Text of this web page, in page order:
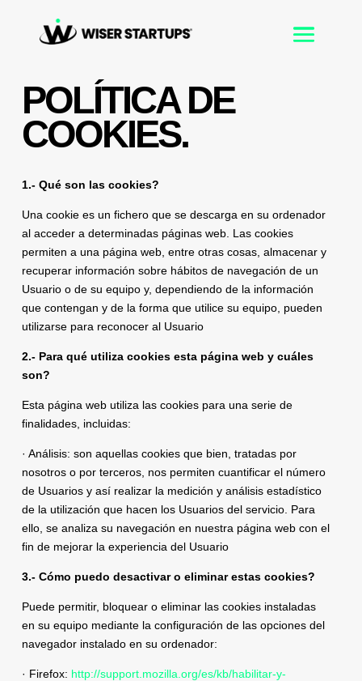
POLÍTICA DE
COOKIES.
1.- Qué son las cookies?
Una cookie es un fichero que se descarga en su ordenador
al acceder a determinadas páginas web. Las cookies
permiten a una página web, entre otras cosas, almacenar y
recuperar información sobre hábitos de navegación de un
Usuario o de su equipo y, dependiendo de la información
que contengan y de la forma que utilice su equipo, pueden
utilizarse para reconocer al Usuario
2.- Para qué utiliza cookies esta página web y cuáles
son?
Esta página web utiliza las cookies para una serie de
finalidades, incluidas:
· Análisis: son aquellas cookies que bien, tratadas por
nosotros o por terceros, nos permiten cuantificar el número
de Usuarios y así realizar la medición y análisis estadístico
de la utilización que hacen los Usuarios del servicio. Para
ello, se analiza su navegación en nuestra página web con el
fin de mejorar la experiencia del Usuario
3.- Cómo puedo desactivar o eliminar estas cookies?
Puede permitir, bloquear o eliminar las cookies instaladas
en su equipo mediante la configuración de las opciones del
navegador instalado en su ordenador:
· Firefox: http://support.mozilla.org/es/kb/habilitar-y-